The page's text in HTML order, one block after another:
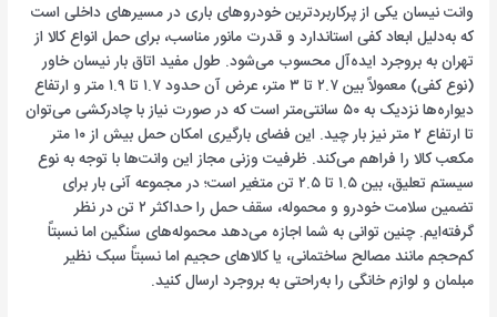
وانت نیسان یکی از پرکاربردترین خودروهای باری در مسیرهای داخلی است
که به‌دلیل ابعاد کفی استاندارد و قدرت مانور مناسب، برای حمل انواع کالا از
تهران به بروجرد ایده‌آل محسوب می‌شود. طول مفید اتاق بار نیسان خاور
(نوع کفی) معمولاً بین ۲.۷ تا ۳ متر، عرض آن حدود ۱.۷ تا ۱.۹ متر و ارتفاع
دیواره‌ها نزدیک به ۵۰ سانتی‌متر است که در صورت نیاز با چادرکشی می‌توان
تا ارتفاع ۲ متر نیز بار چید. این فضای بارگیری امکان حمل بیش از ۱۰ متر
مکعب کالا را فراهم می‌کند. ظرفیت وزنی مجاز این وانت‌ها با توجه به نوع
سیستم تعلیق، بین ۱.۵ تا ۲.۵ تن متغیر است؛ در مجموعه آنی بار برای
تضمین سلامت خودرو و محموله، سقف حمل را حداکثر ۲ تن در نظر
گرفته‌ایم. چنین توانی به شما اجازه می‌دهد محموله‌های سنگین اما نسبتاً
کم‌حجم مانند مصالح ساختمانی، یا کالاهای حجیم اما نسبتاً سبک نظیر
مبلمان و لوازم خانگی را به‌راحتی به بروجرد ارسال کنید.